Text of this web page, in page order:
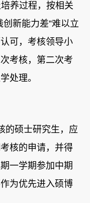
养过程，按相关
创新能力差”难以立
可，考核领导小
考核，第二次考
处理。
的硕士研究生，应
核的申请，并得
一学期参加中期
为优先进入硕博